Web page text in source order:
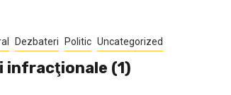
Dezbateri Politic Uncategorized
(1)